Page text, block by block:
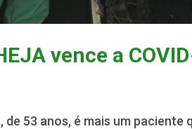
vence a
de 53 anos, é mais um